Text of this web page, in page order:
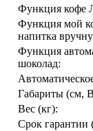
Функция кофе
Функция мой
напитка
Функция
шоколад:
Габариты (см,
Вес (кг):
Срок гарантии